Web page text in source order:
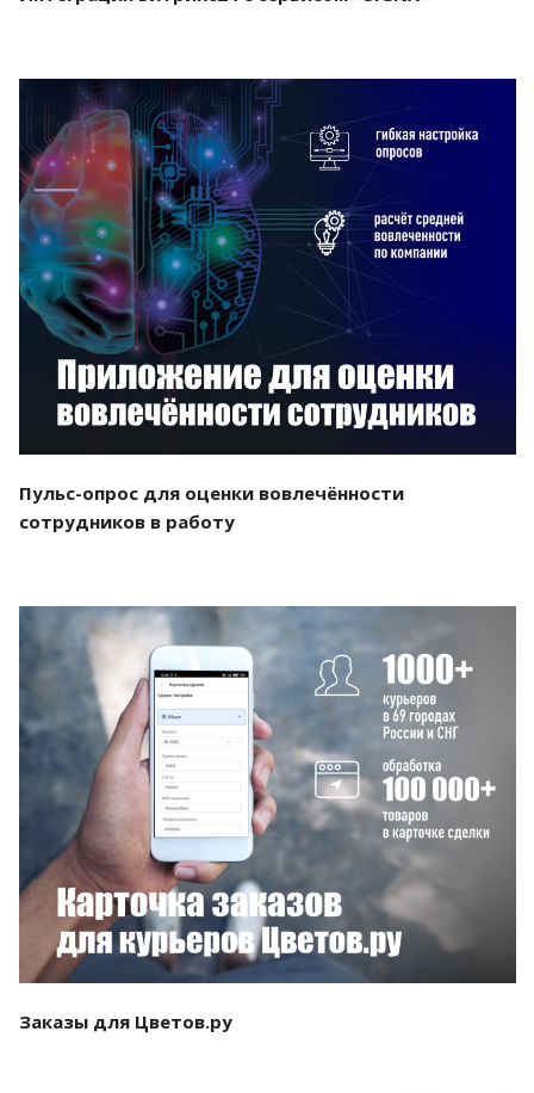
Смотреть проект
Пульс-опрос для оценки вовлечённости
сотрудников в работу
Смотреть проект
Заказы для Цветов.ру